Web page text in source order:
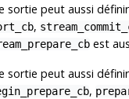
sortie peut aussi
,
est
sortie peut aussi
,